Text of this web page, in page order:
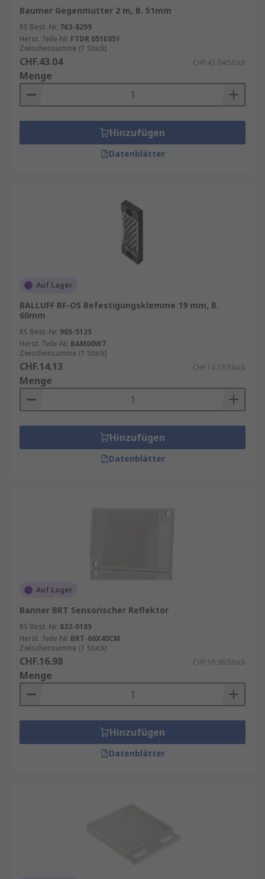
Baumer Gegenmutter 2 m, B. 51mm
RS Best.-Nr. 763-8299
Herst. Teile-Nr. FTDR 051E051
Zwischensumme (1 Stück)
CHF.43.04 CHF.43.04/Stück
Menge
Hinzufügen
Datenblätter
Auf Lager
BALLUFF RF-OS Befestigungsklemme 19 mm, B.
60mm
RS Best.-Nr. 905-5125
Herst. Teile-Nr. BAM00W7
Zwischensumme (1 Stück)
CHF.14.13 CHF.14.13/Stück
Menge
Hinzufügen
Datenblätter
Auf Lager
Banner BRT Sensorischer Reflektor
RS Best.-Nr. 832-0185
Herst. Teile-Nr. BRT-60X40CM
Zwischensumme (1 Stück)
CHF.16.98 CHF.16.98/Stück
Menge
Hinzufügen
Datenblätter